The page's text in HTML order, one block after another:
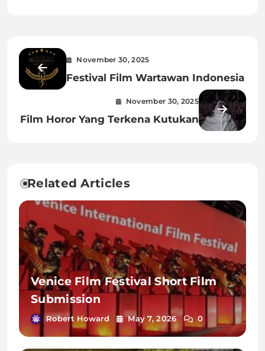
November 30, 2025
Festival Film Wartawan Indonesia
November 30, 2025
Film Horor Yang Terkena Kutukan
Related Articles
Venice Film Festival Short Film
Submission
Robert Howard May 7, 2026 0